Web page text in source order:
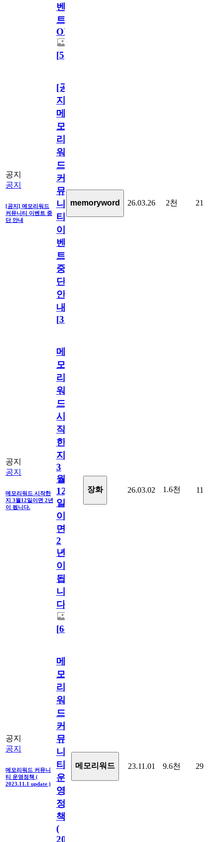
벤
트
OPEN!
[5]
공지
공지
[공지] 메모리워드
커뮤니티 이벤트 중
단 안내
[공
지]
메
모
리
워
드
커
뮤
니
티
이
벤
트
중
단
안
내
[31
memoryword 26.03.26 2천 21
공지
공지
메모리워드 시작한
지 3월12일이면 2년
이 됩니다.
메
모
리
워
드
시
작
한
지
3
월
12
일
이
면
2
년
이
됩
니
다.
[64
장화 26.03.02 1.6천 11
공지
공지
메모리워드 커뮤니
티 운영정책 (
2023.11.1 update )
메
모
리
워
드
커
뮤
니
티
운
영
정
책
(
2023.11.1
메모리워드 23.11.01 9.6천 29